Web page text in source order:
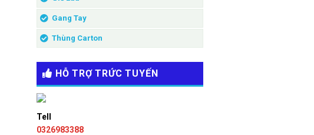
Gang Tay
Thùng Carton
HỖ TRỢ TRỨC TUYẾN
Tell
0326983388